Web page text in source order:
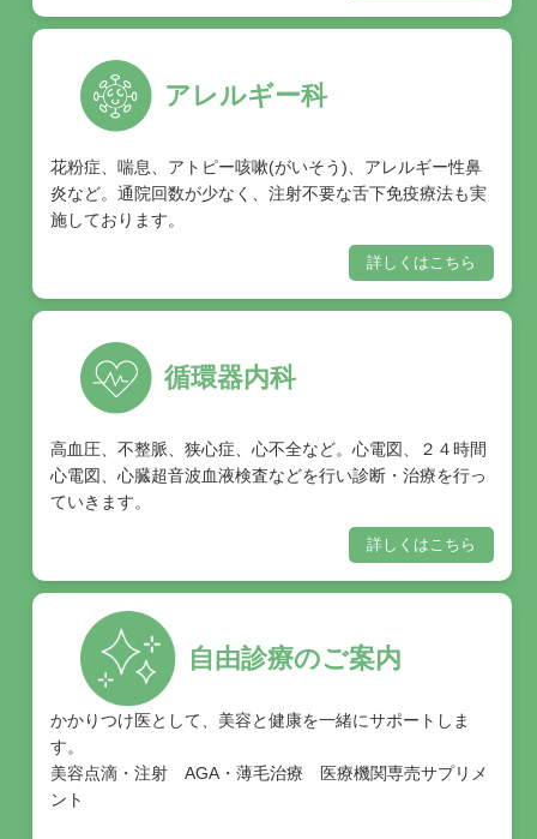
アレルギー科
花粉症、喘息、アトピー咳嗽(がいそう)、アレルギー性鼻
炎など。通院回数が少なく、注射不要な舌下免疫療法も実
施しております。
詳しくはこちら
循環器内科
高血圧、不整脈、狭心症、心不全など。心電図、２４時間
心電図、心臓超音波血液検査などを行い診断・治療を行っ
ていきます。
詳しくはこちら
自由診療のご案内
かかりつけ医として、美容と健康を一緒にサポートしま
す。
美容点滴・注射 AGA・薄毛治療 医療機関専売サプリメ
ント